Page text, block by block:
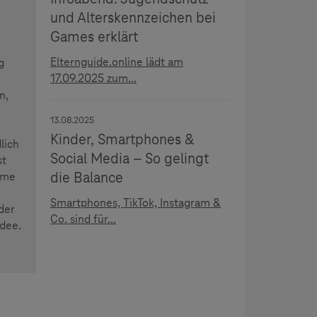
und Alterskennzeichen bei
Games erklärt
Elternguide.online lädt am
17.09.2025 zum...
13.08.2025
Kinder, Smartphones &
Social Media – So gelingt
die Balance
Smartphones, TikTok, Instagram &
Co. sind für...